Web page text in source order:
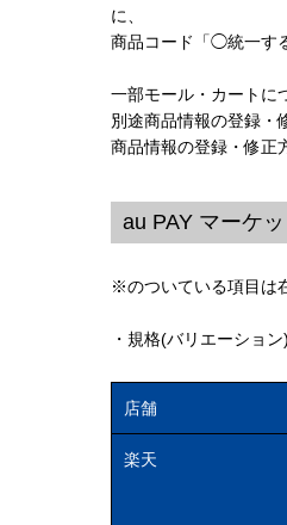
に、
商品コード「◯統一す
一部モール・カートに
別途商品情報の登録・
商品情報の登録・修正
au PAY マーケ
※のついている項目は
・規格(バリエーショ
店舗
楽天